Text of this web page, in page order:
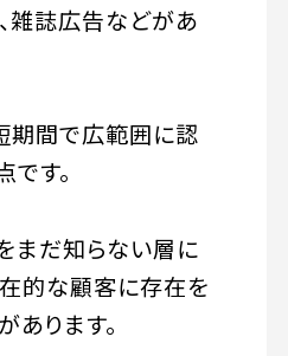
雑誌広告などがあ
期間で広範囲に認
す。
まだ知らない層に
在的な顧客に存在を
ります。